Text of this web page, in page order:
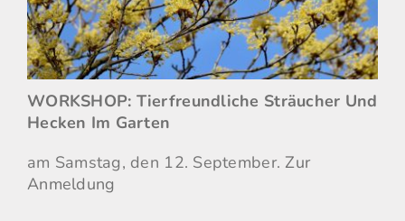
WORKSHOP: Tierfreundliche Sträucher Und
Hecken Im Garten
am Samstag, den 12. September. Zur
Anmeldung